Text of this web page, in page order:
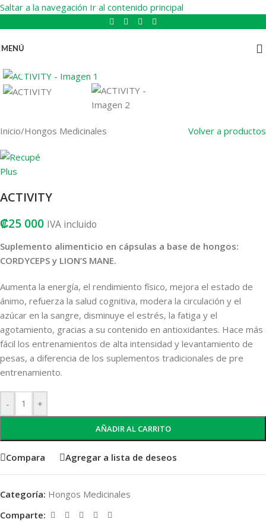
Saltar a la navegación Ir al contenido principal
MENÚ
Inicio/Hongos Medicinales Volver a productos
ACTIVITY
₡25 000 IVA incluido
Suplemento alimenticio en cápsulas a base de hongos:
CORDYCEPS y LION’S MANE.
Aumenta la energía, el rendimiento físico, mejora el estado de
ánimo, refuerza la salud cognitiva, modera la circulación y el
azúcar en la sangre, disminuye el estrés, la fatiga y el
agotamiento, gracias a su contenido en antioxidantes. Hace más
fácil los entrenamientos de alta intensidad y levantamiento de
pesas, a diferencia de los suplementos tradicionales de pre
entrenamiento.
- +
AÑADIR AL CARRITO
Compara Agregar a lista de deseos
Categoría: Hongos Medicinales
Comparte: